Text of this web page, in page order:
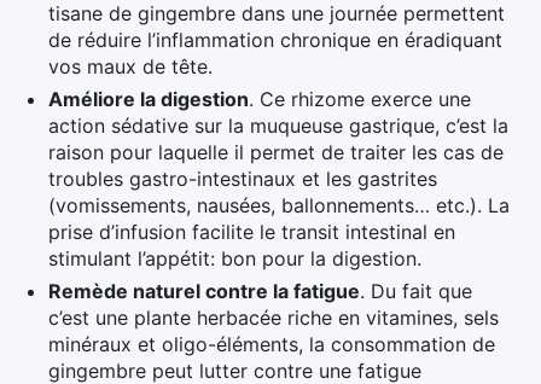
tisane de gingembre dans une journée permettent
de réduire l’inflammation chronique en éradiquant
vos maux de tête.
Améliore la digestion. Ce rhizome exerce une
action sédative sur la muqueuse gastrique, c’est la
raison pour laquelle il permet de traiter les cas de
troubles gastro-intestinaux et les gastrites
(vomissements, nausées, ballonnements… etc.). La
prise d’infusion facilite le transit intestinal en
stimulant l’appétit: bon pour la digestion.
Remède naturel contre la fatigue. Du fait que
c’est une plante herbacée riche en vitamines, sels
minéraux et oligo-éléments, la consommation de
gingembre peut lutter contre une fatigue